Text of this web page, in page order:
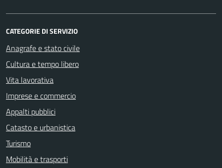
CATEGORIE DI SERVIZIO
Anagrafe e stato civile
Cultura e tempo libero
Vita lavorativa
Imprese e commercio
Appalti pubblici
Catasto e urbanistica
Turismo
Mobilità e trasporti